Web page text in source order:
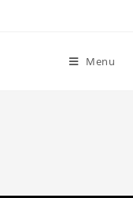
Menu